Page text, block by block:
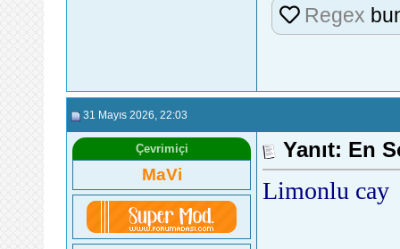
Regex
31 Mayıs 2026 , 22:03
Çevrimiçi
MaVi
Yanıt: En
Limonlu cay